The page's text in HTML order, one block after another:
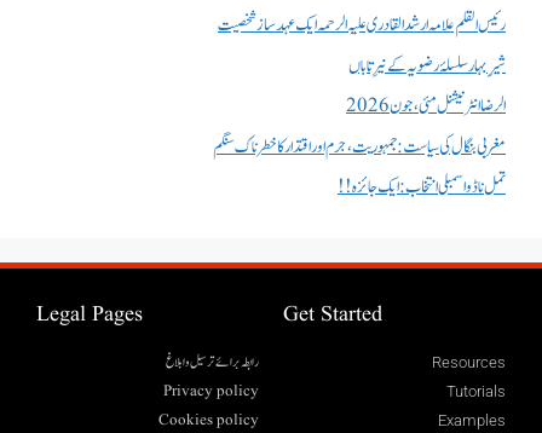
رئیس القلم علامہ ارشد القادری علیہ الرحمہ ایک عہد ساز شخصیت
شیرِ بہار سلسلۂ رضویہ کے نیرِ تاباں
الرضا انٹر نیشنل مئی، جون 2026
مغربی بنگال کی سیاست:جمہوریت، جرم اور اقتدار کا خطرناک سنگم
تمل ناڈو اسمبلی انتخاب : ایک جائزہ !!
Get Started
Resources
Tutorials
Examples
Legal Pages
رابطہ برائے ترسیل وابلاغ
Privacy policy
Cookies policy